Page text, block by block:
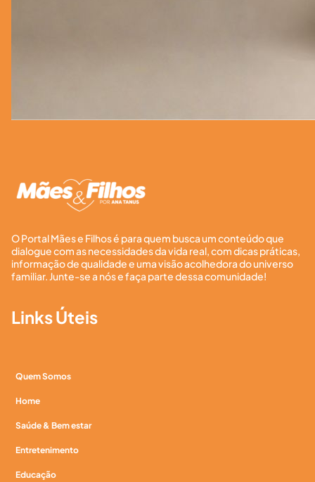
O Portal Mães e Filhos é para quem busca um conteúdo que
dialogue com as necessidades da vida real, com dicas práticas,
informação de qualidade e uma visão acolhedora do universo
familiar. Junte-se a nós e faça parte dessa comunidade!
Links Úteis
Quem Somos
Home
Saúde & Bem estar
Entretenimento
Educação